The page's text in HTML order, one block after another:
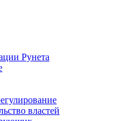
Рунета
властей